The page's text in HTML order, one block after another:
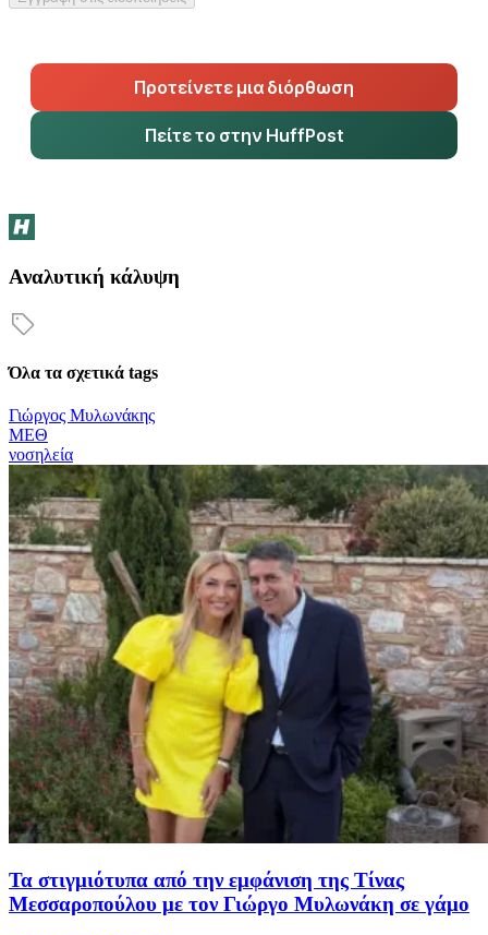
Προτείνετε μια διόρθωση
Πείτε το στην HuffPost
Αναλυτική κάλυψη
Όλα τα σχετικά tags
Γιώργος Μυλωνάκης
ΜΕΘ
νοσηλεία
Τα στιγμιότυπα από την εμφάνιση της Τίνας
Μεσσαροπούλου με τον Γιώργο Μυλωνάκη σε γάμο